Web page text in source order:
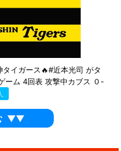
イガース🔥#近本光司 がタ
ーム 4回表 攻撃中カブス ０-
▼▼